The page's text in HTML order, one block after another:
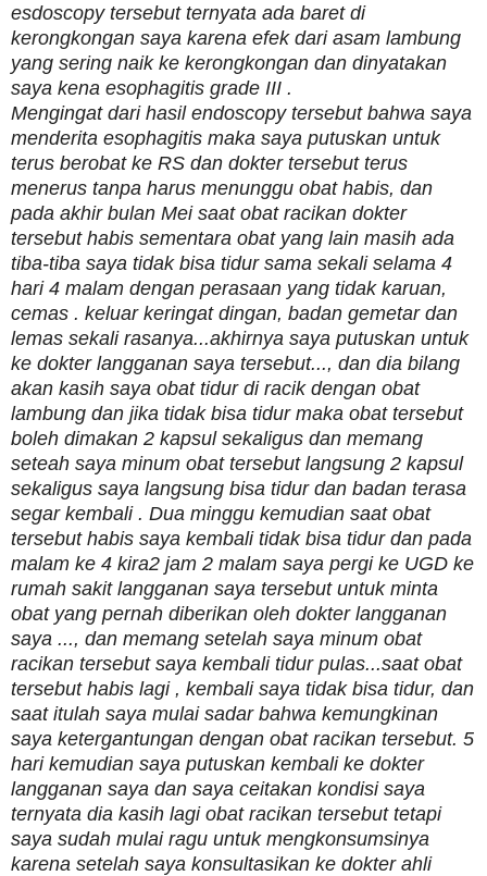
esdoscopy tersebut ternyata ada baret di
kerongkongan saya karena efek dari asam lambung
yang sering naik ke kerongkongan dan dinyatakan
saya kena esophagitis grade III .
Mengingat dari hasil endoscopy tersebut bahwa saya
menderita esophagitis maka saya putuskan untuk
terus berobat ke RS dan dokter tersebut terus
menerus tanpa harus menunggu obat habis, dan
pada akhir bulan Mei saat obat racikan dokter
tersebut habis sementara obat yang lain masih ada
tiba-tiba saya tidak bisa tidur sama sekali selama 4
hari 4 malam dengan perasaan yang tidak karuan,
cemas . keluar keringat dingan, badan gemetar dan
lemas sekali rasanya...akhirnya saya putuskan untuk
ke dokter langganan saya tersebut..., dan dia bilang
akan kasih saya obat tidur di racik dengan obat
lambung dan jika tidak bisa tidur maka obat tersebut
boleh dimakan 2 kapsul sekaligus dan memang
seteah saya minum obat tersebut langsung 2 kapsul
sekaligus saya langsung bisa tidur dan badan terasa
segar kembali . Dua minggu kemudian saat obat
tersebut habis saya kembali tidak bisa tidur dan pada
malam ke 4 kira2 jam 2 malam saya pergi ke UGD ke
rumah sakit langganan saya tersebut untuk minta
obat yang pernah diberikan oleh dokter langganan
saya ..., dan memang setelah saya minum obat
racikan tersebut saya kembali tidur pulas...saat obat
tersebut habis lagi , kembali saya tidak bisa tidur, dan
saat itulah saya mulai sadar bahwa kemungkinan
saya ketergantungan dengan obat racikan tersebut. 5
hari kemudian saya putuskan kembali ke dokter
langganan saya dan saya ceitakan kondisi saya
ternyata dia kasih lagi obat racikan tersebut tetapi
saya sudah mulai ragu untuk mengkonsumsinya
karena setelah saya konsultasikan ke dokter ahli